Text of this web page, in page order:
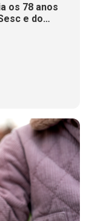
os 78 anos
e do